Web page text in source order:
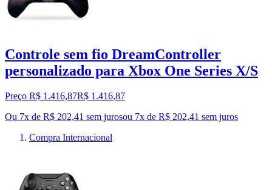
Controle sem fio DreamController
personalizado para Xbox One Series X/S
Preço R$ 1.416,87R$ 1.416,87
Ou 7x de R$ 202,41 sem jurosou 7x de R$ 202,41 sem juros
Compra Internacional